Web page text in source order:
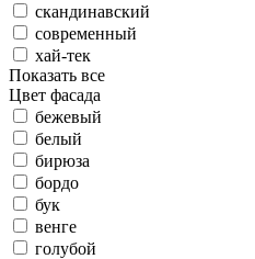
скандинавский
современный
хай-тек
Показать все
Цвет фасада
бежевый
белый
бирюза
бордо
бук
венге
голубой